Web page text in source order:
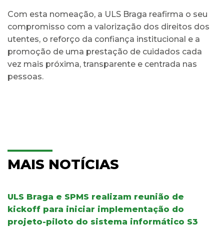
Com esta nomeação, a ULS Braga reafirma o seu
compromisso com a valorização dos direitos dos
utentes, o reforço da confiança institucional e a
promoção de uma prestação de cuidados cada
vez mais próxima, transparente e centrada nas
pessoas.
MAIS NOTÍCIAS
ULS Braga e SPMS realizam reunião de
kickoff para iniciar implementação do
projeto-piloto do sistema informático S3